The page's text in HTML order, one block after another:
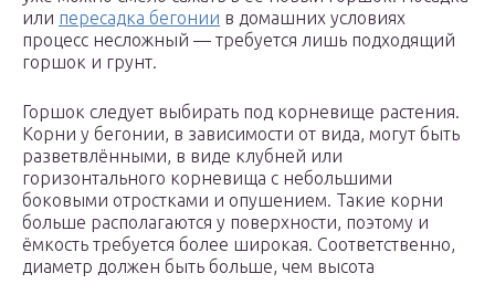
или пересадка бегонии в домашних условиях
процесс несложный — требуется лишь подходящий
горшок и грунт.
Горшок следует выбирать под корневище растения.
Корни у бегонии, в зависимости от вида, могут быть
разветвлёнными, в виде клубней или
горизонтального корневища с небольшими
боковыми отростками и опушением. Такие корни
больше располагаются у поверхности, поэтому и
ёмкость требуется более широкая. Соответственно,
диаметр должен быть больше, чем высота